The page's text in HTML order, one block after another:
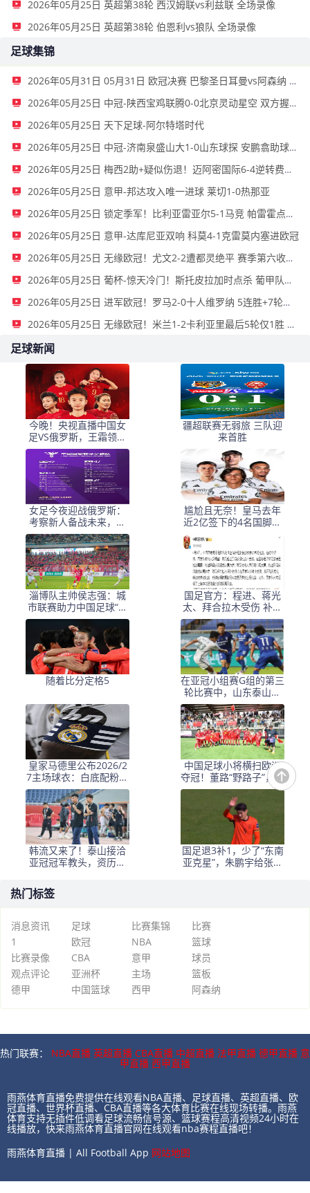
2026年05月25日 英超第38轮 西汉姆联vs利兹联 全场录像
2026年05月25日 英超第38轮 伯恩利vs狼队 全场录像
足球集锦
2026年05月31日 05月31日 欧冠决赛 巴黎圣日耳曼vs阿森纳 进球视频
2026年05月25日 中冠-陕西宝鸡联腾0-0北京灵动星空 双方握手言和
2026年05月25日 天下足球-阿尔特塔时代
2026年05月25日 中冠-济南泉盛山大1-0山东球探 安鹏翕助球队取胜
2026年05月25日 梅西2助+疑似伤退！迈阿密国际6-4逆转费城联合 苏亚雷斯戴帽
2026年05月25日 意甲-邦达攻入唯一进球 莱切1-0热那亚
2026年05月25日 锁定季军！比利亚雷亚尔5-1马竞 帕雷霍点射佩雷斯两射一传
2026年05月25日 意甲-达库尼亚双响 科莫4-1克雷莫内塞进欧冠
2026年05月25日 无缘欧冠！尤文2-2遭都灵绝平 赛季第六收官将战欧联 DV9双响
2026年05月25日 葡杯-惊天冷门！斯托皮拉加时点杀 葡甲队杜连斯2-1葡体夺冠
2026年05月25日 进军欧冠！罗马2-0十人维罗纳 5连胜+7轮不败第3收官 迪巴拉2助攻
2026年05月25日 无缘欧冠！米兰1-2卡利亚里最后5轮仅1胜 萨勒马科尔斯闪击难救主
足球新闻
今晚！央视直播中国女
足VS俄罗斯，王霜领衔
出战，古雅沙举办退役
仪式
疆超联赛无弱旅 三队迎
来首胜
女足今夜迎战俄罗斯：
考察新人备战未来，古
雅沙退役展玫瑰情怀
尴尬且无奈！皇马去年
近2亿签下的4名国脚新
援，今夏均无缘世界杯
淄博队主帅侯志强：城
市联赛助力中国足球“基
础建设”｜专访
国足官方：程进、蒋光
太、拜合拉木受伤 补招
高天意
随着比分定格5
在亚冠小组赛G组的第三
轮比赛中，山东泰山客
场挑战韩国球队仁
皇家马德里公布2026/2
7主场球衣：白底配粉与
深绿，桑巴·科纳特与邓
弗里斯转会传闻添热点
中国足球小将横扫欧洲
夺冠！董路“野路子”，撕
开了谁的遮羞布？
韩流又来了！泰山接洽
亚冠冠军教头，资历与
国足退3补1，少了“东南
亚克星”，朱鹏宇给张玉
热门标签
消息资讯 足球 比赛集锦
比赛
1
欧冠 NBA
篮球
比赛录像
CBA 意甲
球员
观点评论
亚洲杯 主场
篮板
德甲
中国篮球 西甲 阿森纳
热门联赛： NBA直播 英超直播 CBA直播 中超直播 法甲直播 德甲直播 意
甲直播 西甲直播
雨燕体育直播免费提供在线观看NBA直播、足球直播、英超直播、欧
冠直播、世界杯直播、CBA直播等各大体育比赛在线现场转播。雨燕
体育支持无插件低调看足球流畅信号源、篮球赛程高清视频24小时在
线播放，快来雨燕体育直播官网在线观看nba赛程直播吧！
雨燕体育直播 | All Football App 网站地图